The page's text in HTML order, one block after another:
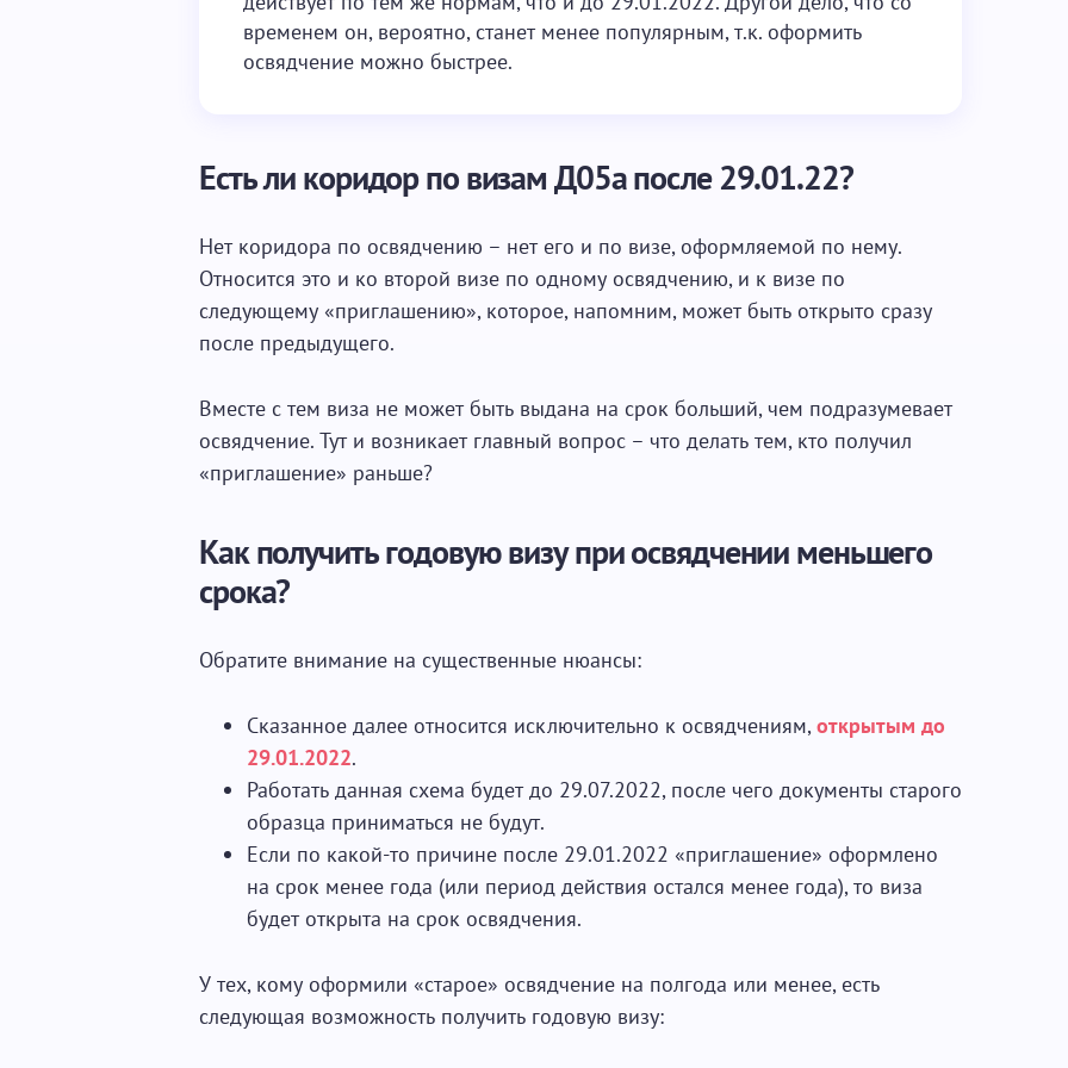
временем он, вероятно, станет менее популярным, т.к. оформить
освядчение можно быстрее.
Есть ли коридор по визам Д05а после 29.01.22?
Нет коридора по освядчению – нет его и по визе, оформляемой по нему.
Относится это и ко второй визе по одному освядчению, и к визе по
следующему «приглашению», которое, напомним, может быть открыто сразу
после предыдущего.
Вместе с тем виза не может быть выдана на срок больший, чем подразумевает
освядчение. Тут и возникает главный вопрос – что делать тем, кто получил
«приглашение» раньше?
Как получить годовую визу при освядчении меньшего
срока?
Обратите внимание на существенные нюансы:
Сказанное далее относится исключительно к освядчениям,открытым до
29.01.2022.
Работать данная схема будет до 29.07.2022, после чего документы старого
образца приниматься не будут.
Если по какой-то причине после 29.01.2022 «приглашение» оформлено
на срок менее года (или период действия остался менее года), то виза
будет открыта на срок освядчения.
У тех, кому оформили «старое» освядчение на полгода или менее, есть
следующая возможность получить годовую визу: